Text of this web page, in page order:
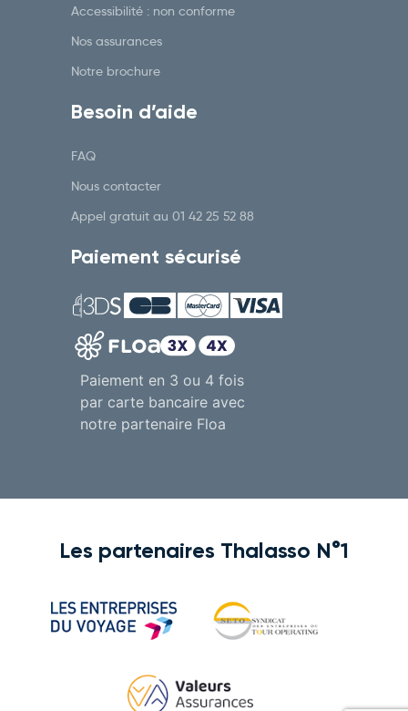
Accessibilité : non conforme
Nos assurances
Notre brochure
Besoin d’aide
FAQ
Nous contacter
Appel gratuit au 01 42 25 52 88
Paiement sécurisé
Paiement en 3 ou 4 fois
par carte bancaire avec
notre partenaire Floa
Les partenaires Thalasso N°1